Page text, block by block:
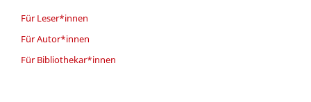
Für Leser*innen
Für Autor*innen
Für Bibliothekar*innen